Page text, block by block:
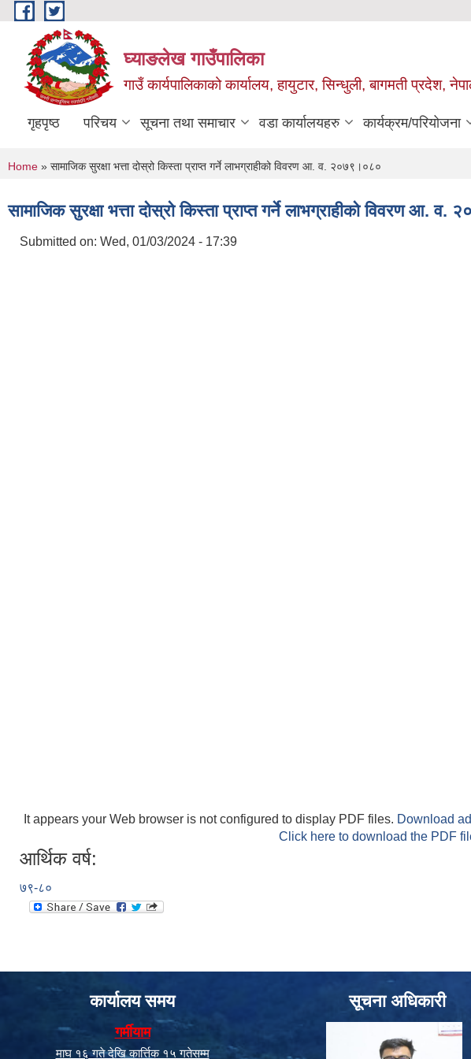
Skip to main content
घ्याङलेख गाउँपालिका
गाउँ कार्यपालिकाको कार्यालय, हायुटार, सिन्धुली, बागमती प्रदेश,
गृहपृष्ठ परिचय सूचना तथा समाचार वडा कार्यालयहरु कार्यक्रम/परियोजना
You are here
Home » सामाजिक सुरक्षा भत्ता दोस्रो किस्ता प्राप्त गर्ने लाभग्राहीको विवरण आ. व. २०७९।०८०
सामाजिक सुरक्षा भत्ता दोस्रो किस्ता प्राप्त गर्ने लाभग्राहीको विवरण आ.
Submitted on: Wed, 01/03/2024 - 17:39
It appears your Web browser is not configured to display PDF files. Download
Click here to download the PDF
आर्थिक वर्ष:
७९-८०
कार्यालय समय
गर्मीयाम
माघ १६ गते देखि कार्त्तिक १५ गतेसम्म
सूचना अधिकारी